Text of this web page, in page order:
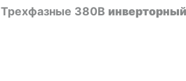
Трехфазные 380В инверторный